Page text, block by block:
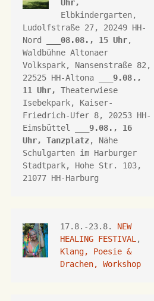
Uhr,
Elbkindergarten,
Ludolfstraße 27, 20249 HH-
Nord ___ 08.08., 15 Uhr
Waldbühne Altonaer
Volkspark, Nansenstraße 82,
22525 HH-Altona
9.08.,
11 Uhr,
Theaterwiese
Isebekpark, Kaiser-
Friedrich-Ufer 8, 20253 HH-
Eimsbüttel ___ 9.08., 16
Uhr, Tanzplatz, Nähe
Schulgarten im Harburger
Stadtpark, Hohe Str. 103,
21077 HH-Harburg
17.8.-23.8. NEW
HEALING FESTIVAL
Klang, Poesie &
Drachen, Workshop